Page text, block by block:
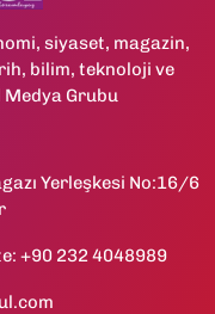
siyaset, magazin,
bilim, teknoloji ve
Grubu
Yerleşkesi No:16/6
+90 232 4048989